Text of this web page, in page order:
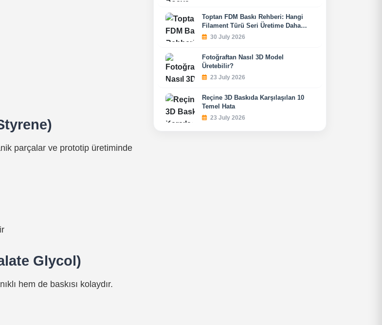
parçalar ve prototip üretiminde
Glycol)
hem de baskısı kolaydır.
Toptan FDM Baskı Rehberi: Hangi
Filament Türü Seri Üretime Daha
Uygundur?
30 July 2026
Fotoğraftan Nasıl 3D Model
Üretebilir?
23 July 2026
Reçine 3D Baskıda Karşılaşılan 10
Temel Hata
23 July 2026